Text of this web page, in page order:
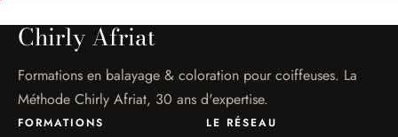
Chirly Afriat
Formations en balayage & coloration pour coiffeuses. La
Méthode Chirly Afriat, 30 ans d'expertise.
FORMATIONS LE RÉSEAU